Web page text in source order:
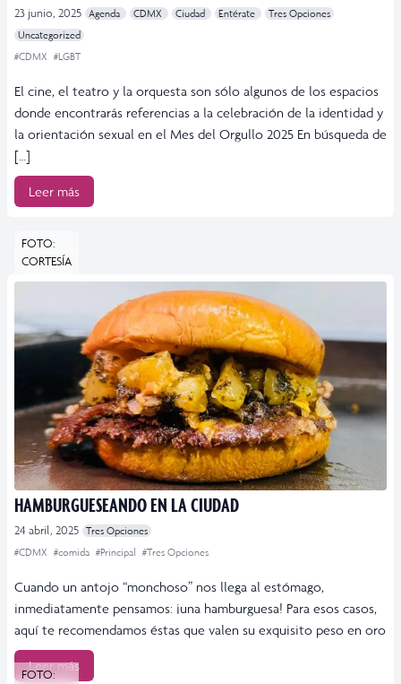
23 junio, 2025 Agenda CDMX Ciudad Entérate
Tres Opciones
Uncategorized
#CDMX #LGBT
El cine, el teatro y la orquesta son sólo algunos de los espacios
donde encontrarás referencias a la celebración de la identidad y
la orientación sexual en el Mes del Orgullo 2025 En búsqueda de
[…]
Leer más
FOTO:
CORTESÍA
HAMBURGUESEANDO EN LA CIUDAD
24 abril, 2025 Tres Opciones
#CDMX #comida #Principal #Tres Opciones
Cuando un antojo “monchoso” nos llega al estómago,
inmediatamente pensamos: ¡una hamburguesa! Para esos casos,
aquí te recomendamos éstas que valen su exquisito peso en oro
Leer más
FOTO: